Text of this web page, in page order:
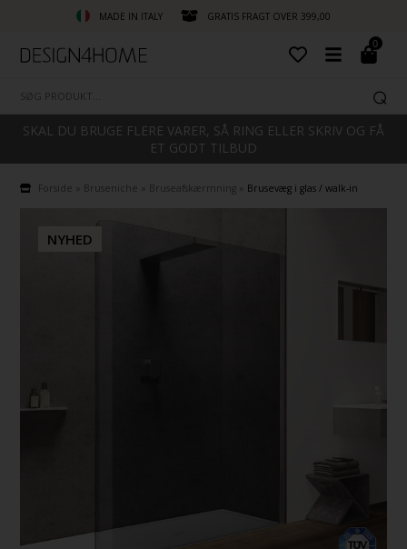
MADE IN ITALY GRATIS FRAGT OVER 399,00
0
SKAL DU BRUGE FLERE VARER, SÅ RING ELLER SKRIV OG FÅ
ET GODT TILBUD
Forside Bruseniche Bruseafskærmning Brusevæg i glas / walk-in
NYHED